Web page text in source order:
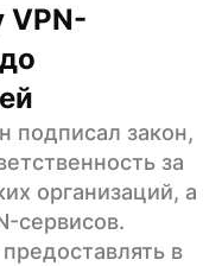
VPN-
подписал закон,
за
организаций, а
сервисов.
в